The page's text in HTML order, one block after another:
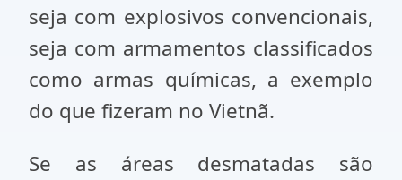
seja com explosivos convencionais,
seja com armamentos classificados
como armas químicas, a exemplo
do que fizeram no Vietnã.
Se as áreas desmatadas são